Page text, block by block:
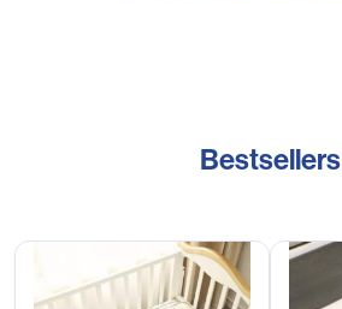
Bestsellers